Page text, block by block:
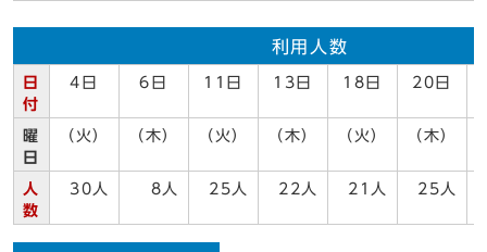
利用人数
日
付
4日 6日 11日 13日 18日 20日
曜
日
（火） （木） （火） （木） （火） （木）
人
数
30人 8人 25人 22人 21人 25人